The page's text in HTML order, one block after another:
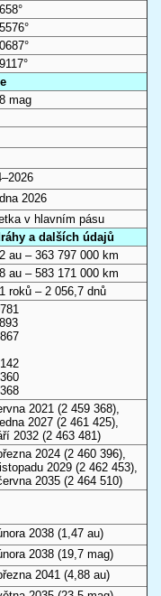
mag
2026
v hlavním pásu
a dalších údajů
au – 363 797 000 km
au – 583 171 000 km
roků – 2 056,7 dnů
2021 (2 459 368),
2027 (2 461 425),
2032 (2 463 481)
2024 (2 460 396),
2029 (2 462 453),
2035 (2 464 510)
2038 (1,47 au)
2038 (19,7 mag)
2041 (4,88 au)